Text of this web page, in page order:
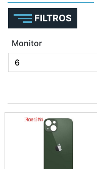
FILTROS
Monitor